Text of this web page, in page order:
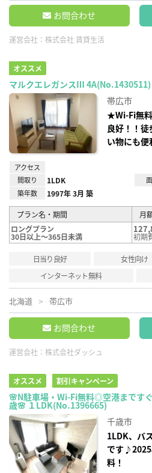
お問合わせ
運営会社： 株式会社 賃貸生活
オススメ
マルクエレガンスⅢ 4A(No.1430511)
帯広市
★Wi-Fi無料
良好！！
い物にも
アクセス
間取り
1LDK
築年数 1997年 3月 築
プラン名・期間
月
ロングプラン
30日以上～365日未満 初期
日当り良好 女性向け
インターネット無料
北海道 帯広市
お問合わせ
運営会社： 株式会社ダッシュ
オススメ 割引キャンペーン
🌸N駐車場・Wi-Fi無料◎空港まです
歳🌸 １LDK(No.1396665)
千歳市
1LDK、バ
です
料！